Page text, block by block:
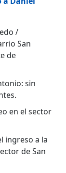
/
San
de
sin
en el sector
ingreso a la
de San